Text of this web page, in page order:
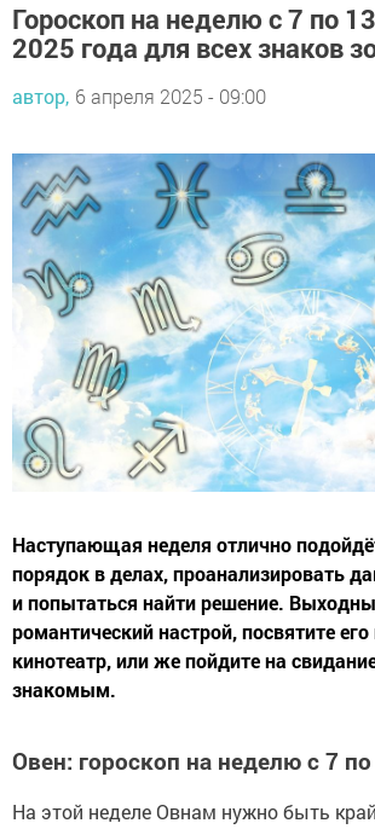
Гороскоп на неделю с 7 по
2025 года для всех знаков
автор, 6 апреля 2025 - 09:00
Наступающая неделя отлично
порядок в делах, проанализировать
и попытаться найти решение.
романтический настрой, посвятите
кинотеатр, или же пойдите на
знакомым.
Овен: гороскоп на неделю с 7
На этой неделе Овнам нужно быть